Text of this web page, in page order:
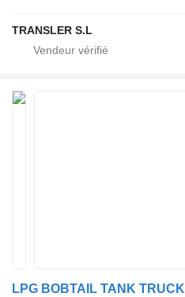
TRANSLER S.L
LPG BOBTAIL TANK TRUCK